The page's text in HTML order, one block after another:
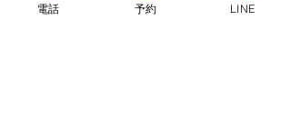
母ペプチドが旺盛な食欲を穏
電話 予約 LINE